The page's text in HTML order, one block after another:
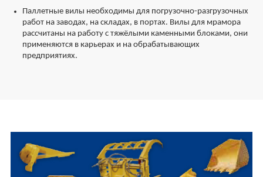
Паллетные вилы необходимы для погрузочно-разгрузочных
работ на заводах, на складах, в портах. Вилы для мрамора
рассчитаны на работу с тяжёлыми каменными блоками, они
применяются в карьерах и на обрабатывающих
предприятиях.